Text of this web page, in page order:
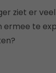
ziet er
ermee te